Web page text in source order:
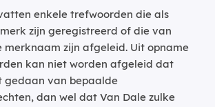
enkele trefwoorden die als
zijn geregistreerd of die van
merknaam zijn afgeleid. Uit opname
kan niet worden afgeleid dat
gedaan van bepaalde
dan wel dat Van Dale zulke